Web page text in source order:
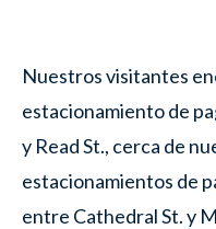
Nuestros visitantes
estacionamiento de
y Read St., cerca de
estacionamientos de
entre Cathedral St. y